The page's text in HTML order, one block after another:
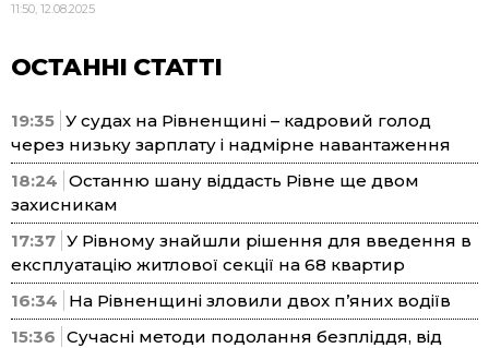
11:50, 12.08.2025
ОСТАННІ СТАТТІ
19:35 У судах на Рівненщині – кадровий голод
через низьку зарплату і надмірне навантаження
18:24 Останню шану віддасть Рівне ще двом
захисникам
17:37 У Рівному знайшли рішення для введення в
експлуатацію житлової секції на 68 квартир
16:34
На Рівненщині зловили двох п’яних водіїв
15:36 Сучасні методи подолання безпліддя, від